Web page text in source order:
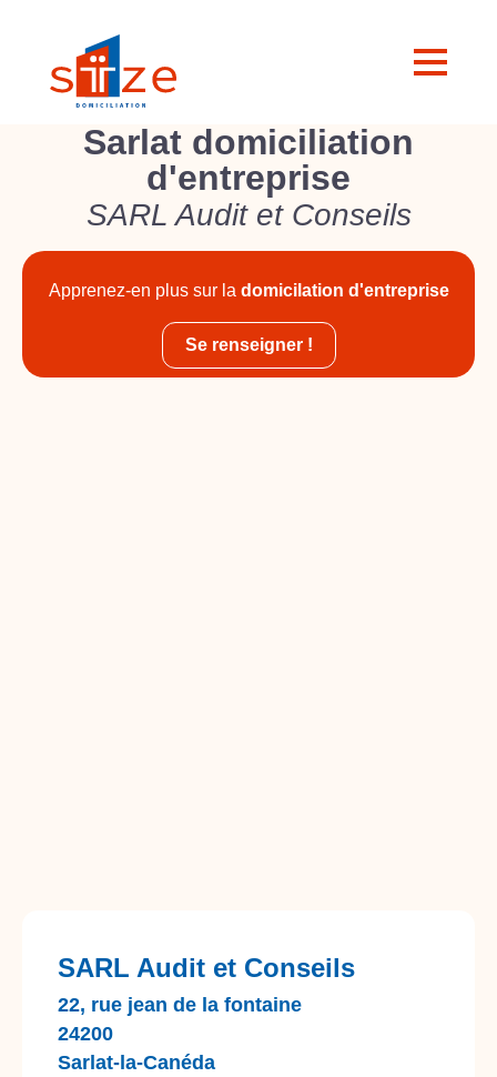
Sarlat domiciliation
d'entreprise
SARL Audit et Conseils
Apprenez-en plus sur la domicilation d'entreprise
Se renseigner !
SARL Audit et Conseils
22, rue jean de la fontaine
24200
Sarlat-la-Canéda